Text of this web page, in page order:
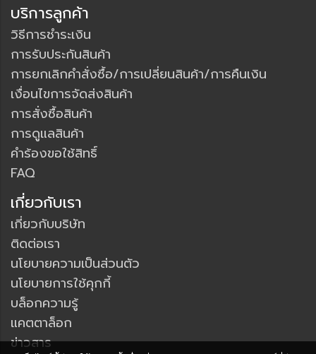
บริการลูกค้า
วิธีการชำระเงิน
การรับประกันสินค้า
การยกเลิกคำสั่งซื้อ/การเปลี่ยนสินค้า/การคืนเงิน
เงื่อนไขการจัดส่งสินค้า
การสั่งซื้อสินค้า
การดูแลสินค้า
คำร้องขอใช้สิทธิ์
FAQ
เกี่ยวกับเรา
เกี่ยวกับบริษัท
ติดต่อเรา
นโยบายความเป็นส่วนตัว
นโยบายการใช้คุกกี้
บล็อกความรู้
แคตตาล็อก
ข่าวสาร